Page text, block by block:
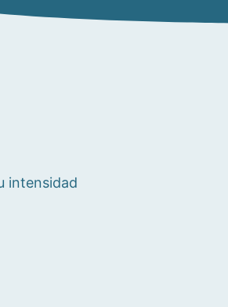
intensidad